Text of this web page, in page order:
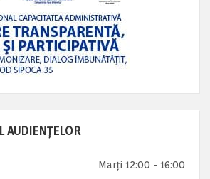
AUDIENȚELOR
Marți 12:00 - 16:00